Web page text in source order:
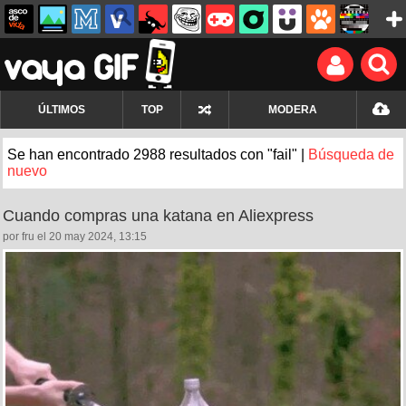
ÚLTIMOS TOP MODERA
Se han encontrado 2988 resultados con "fail" |
Búsqueda de
nuevo
Cuando compras una katana en Aliexpress
por fru el 20 may 2024, 13:15